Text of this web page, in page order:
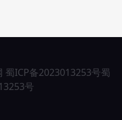
蜀ICP备2023013253号蜀
号